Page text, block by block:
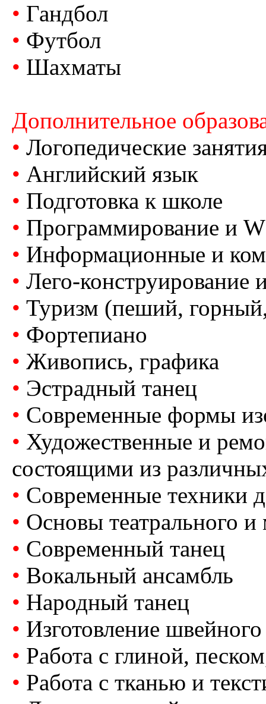
• Гандбол
• Футбол
• Шахматы
Дополнительное
• Логопедические
• Английский язык
• Подготовка к школе
• Программирование и
• Информационные и
• Лего-конструирование
• Туризм (пеший,
• Фортепиано
• Живопись, графика
• Эстрадный танец
• Современные формы
• Художественные и
состоящими из
• Современные техники
• Основы театрального и
• Современный танец
• Вокальный ансамбль
• Народный танец
• Изготовление
• Работа с глиной,
• Работа с тканью и